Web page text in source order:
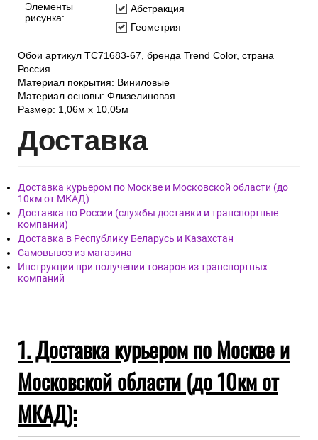
Элементы
рисунка:
Абстракция
Геометрия
Обои артикул TC71683-67, бренда Trend Color, страна
Россия.
Материал покрытия: Виниловые
Материал основы: Флизелиновая
Размер: 1,06м х 10,05м
Доставка
Доставка курьером по Москве и Московской области (до
10км от МКАД)
Доставка по России (службы доставки и транспортные
компании)
Доставка в Республику Беларусь и Казахстан
Самовывоз из магазина
Инструкции при получении товаров из транспортных
компаний
1. Доставка курьером по Москве и
Московской области (до 10км от
МКАД):